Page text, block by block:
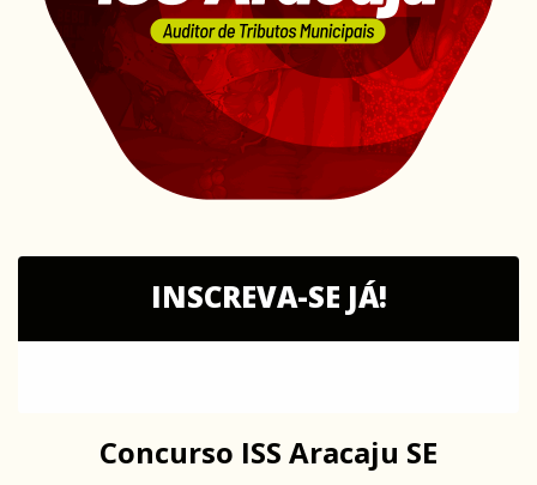
INSCREVA-SE JÁ!
Concurso ISS Aracaju SE